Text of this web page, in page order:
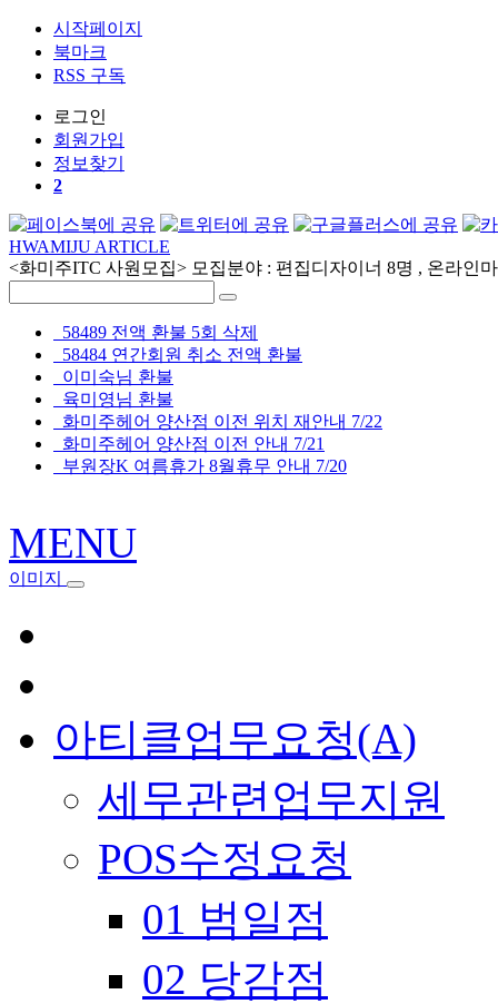
시작페이지
북마크
RSS 구독
로그인
회원 가입
정보찾기
2
HWAMIJU ARTICLE
<화미주ITC 사원모집> 모집분야 : 편집디자이너 8명 , 온라인
58489 전액 환불 5회 삭제
58484 연간회원 취소 전액 환불
이미숙님 환불
육미영님 환불
화미주헤어 양산점 이전 위치 재안내 7/22
화미주헤어 양산점 이전 안내 7/21
부원장K 여름휴가 8월휴무 안내 7/20
MENU
이미지
아티클업무요청(A)
세무관련업무지원
POS수정요청
01 범일점
02 당감점